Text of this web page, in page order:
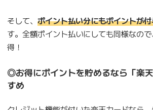
そして、 ポイント払い分にもポイントが
す。全額ポイント払いにしても同様なの
得！
◎お得にポイントを貯めるなら「楽
すめ